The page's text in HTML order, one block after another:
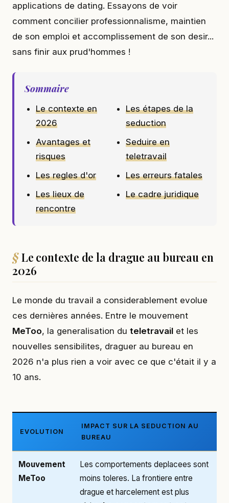
applications de dating. Essayons de voir
comment concilier professionnalisme, maintien
de son emploi et accomplissement de son desir...
sans finir aux prud'hommes !
Sommaire
Le contexte en
2026
Avantages et
risques
Les regles d'or
Les lieux de
rencontre
Les étapes de la
seduction
Seduire en
teletravail
Les erreurs fatales
Le cadre juridique
Le contexte de la drague au bureau en
2026
Le monde du travail a considerablement evolue
ces dernières années. Entre le mouvement
MeToo, la generalisation du teletravail et les
nouvelles sensibilites, draguer au bureau en
2026 n'a plus rien a voir avec ce que c'était il y a
10 ans.
EVOLUTION
IMPACT SUR LA SEDUCTION AU
BUREAU
Mouvement
MeToo
Les comportements deplacees sont
moins toleres. La frontiere entre
drague et harcelement est plus